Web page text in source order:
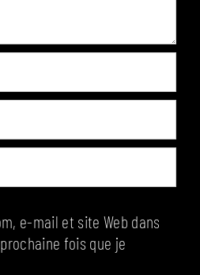
e-mail et site Web dans
fois que je